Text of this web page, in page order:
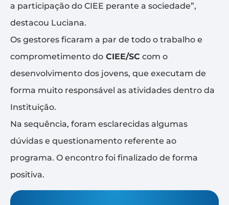
a participação do CIEE perante a sociedade”,
destacou Luciana.
Os gestores ficaram a par de todo o trabalho e
comprometimento do CIEE/SC com o
desenvolvimento dos jovens, que executam de
forma muito responsável as atividades dentro da
Instituição.
Na sequência, foram esclarecidas algumas
dúvidas e questionamento referente ao
programa. O encontro foi finalizado de forma
positiva.